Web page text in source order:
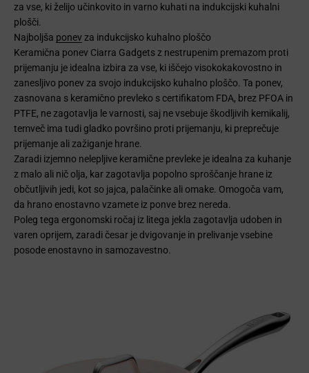
za vse, ki želijo učinkovito in varno kuhati na indukcijski kuhalni
plošči.
Najboljša ponevza indukcijsko kuhalno ploščo
Keramična ponev Ciarra Gadgets z nestrupenim premazom proti
prijemanju je idealna izbira za vse, ki iščejo visokokakovostno in
zanesljivo ponev za svojo indukcijsko kuhalno ploščo. Ta ponev,
zasnovana s keramično prevleko s certifikatom FDA, brez PFOA in
PTFE, ne zagotavlja le varnosti, saj ne vsebuje škodljivih kemikalij,
temveč ima tudi gladko površino proti prijemanju, ki preprečuje
prijemanje ali zažiganje hrane.
Zaradi izjemno nelepljive keramične prevleke je idealna za kuhanje
z malo ali nič olja, kar zagotavlja popolno sproščanje hrane iz
občutljivih jedi, kot so jajca, palačinke ali omake. Omogoča vam,
da hrano enostavno vzamete iz ponve brez nereda.
Poleg tega ergonomski ročaj iz litega jekla zagotavlja udoben in
varen oprijem, zaradi česar je dvigovanje in prelivanje vsebine
posode enostavno in samozavestno.